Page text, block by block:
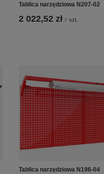
Tablica narzędziowa N207-02
2 022,52 zł / szt.
Tablica narzędziowa N196-04